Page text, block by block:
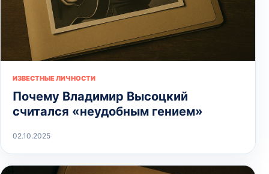
ИЗВЕСТНЫЕ ЛИЧНОСТИ
Почему Владимир Высоцкий
считался «неудобным гением»
02.10.2025